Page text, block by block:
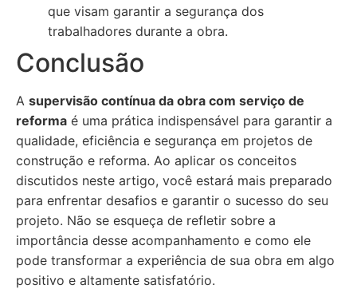
que visam garantir a segurança dos
trabalhadores durante a obra.
Conclusão
A supervisão contínua da obra com serviço de
reforma é uma prática indispensável para garantir a
qualidade, eficiência e segurança em projetos de
construção e reforma. Ao aplicar os conceitos
discutidos neste artigo, você estará mais preparado
para enfrentar desafios e garantir o sucesso do seu
projeto. Não se esqueça de refletir sobre a
importância desse acompanhamento e como ele
pode transformar a experiência de sua obra em algo
positivo e altamente satisfatório.